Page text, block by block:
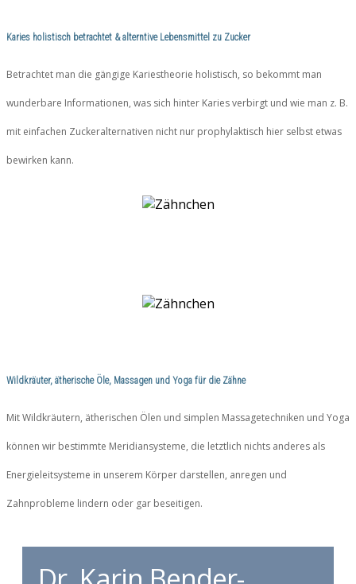
Karies holistisch betrachtet & alterntive Lebensmittel zu Zucker
Betrachtet man die gängige Kariestheorie holistisch, so bekommt man
wunderbare Informationen, was sich hinter Karies verbirgt und wie man z. B.
mit einfachen Zuckeralternativen nicht nur prophylaktisch hier selbst etwas
bewirken kann.
Wildkräuter, ätherische Öle, Massagen und Yoga für die Zähne
Mit Wildkräuter​n, ätherischen Ölen und simplen Massagetechniken und Yoga
können wir​ ​bestimmte​ ​Meridiansysteme,​ ​die letztlich​ ​nichts​ ​anderes​ ​als​ ​
Energieleitsysteme​ ​in unserem Körper darstellen,​ anregen und
Zahnprobleme lindern oder gar beseitigen.